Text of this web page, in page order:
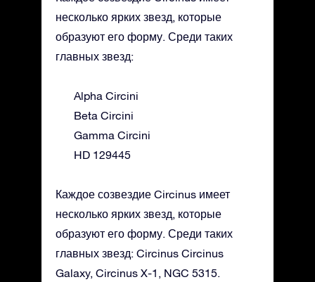
несколько ярких звезд, которые
образуют его форму. Среди таких
главных звезд:
Alpha Circini
Beta Circini
Gamma Circini
HD 129445
Каждое созвездие Circinus имеет
несколько ярких звезд, которые
образуют его форму. Среди таких
главных звезд: Circinus Circinus
Galaxy, Circinus X-1, NGC 5315.